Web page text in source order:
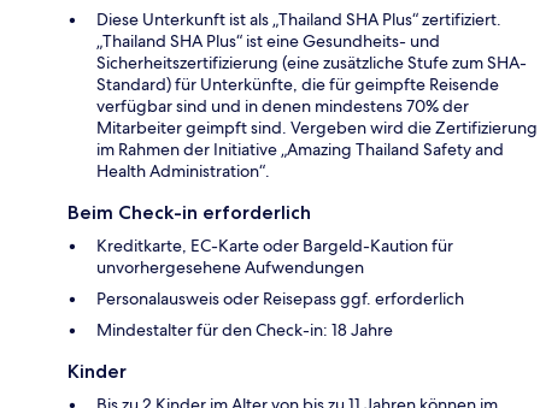
Diese Unterkunft ist als „Thailand SHA Plus“ zertifiziert.
„Thailand SHA Plus“ ist eine Gesundheits- und
Sicherheitszertifizierung (eine zusätzliche Stufe zum SHA-
Standard) für Unterkünfte, die für geimpfte Reisende
verfügbar sind und in denen mindestens 70% der
Mitarbeiter geimpft sind. Vergeben wird die Zertifizierung
im Rahmen der Initiative „Amazing Thailand Safety and
Health Administration“.
Beim Check-in erforderlich
Kreditkarte, EC-Karte oder Bargeld-Kaution für
unvorhergesehene Aufwendungen
Personalausweis oder Reisepass ggf. erforderlich
Mindestalter für den Check-in: 18 Jahre
Kinder